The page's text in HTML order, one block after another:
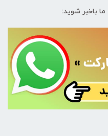
باخبر شوید: